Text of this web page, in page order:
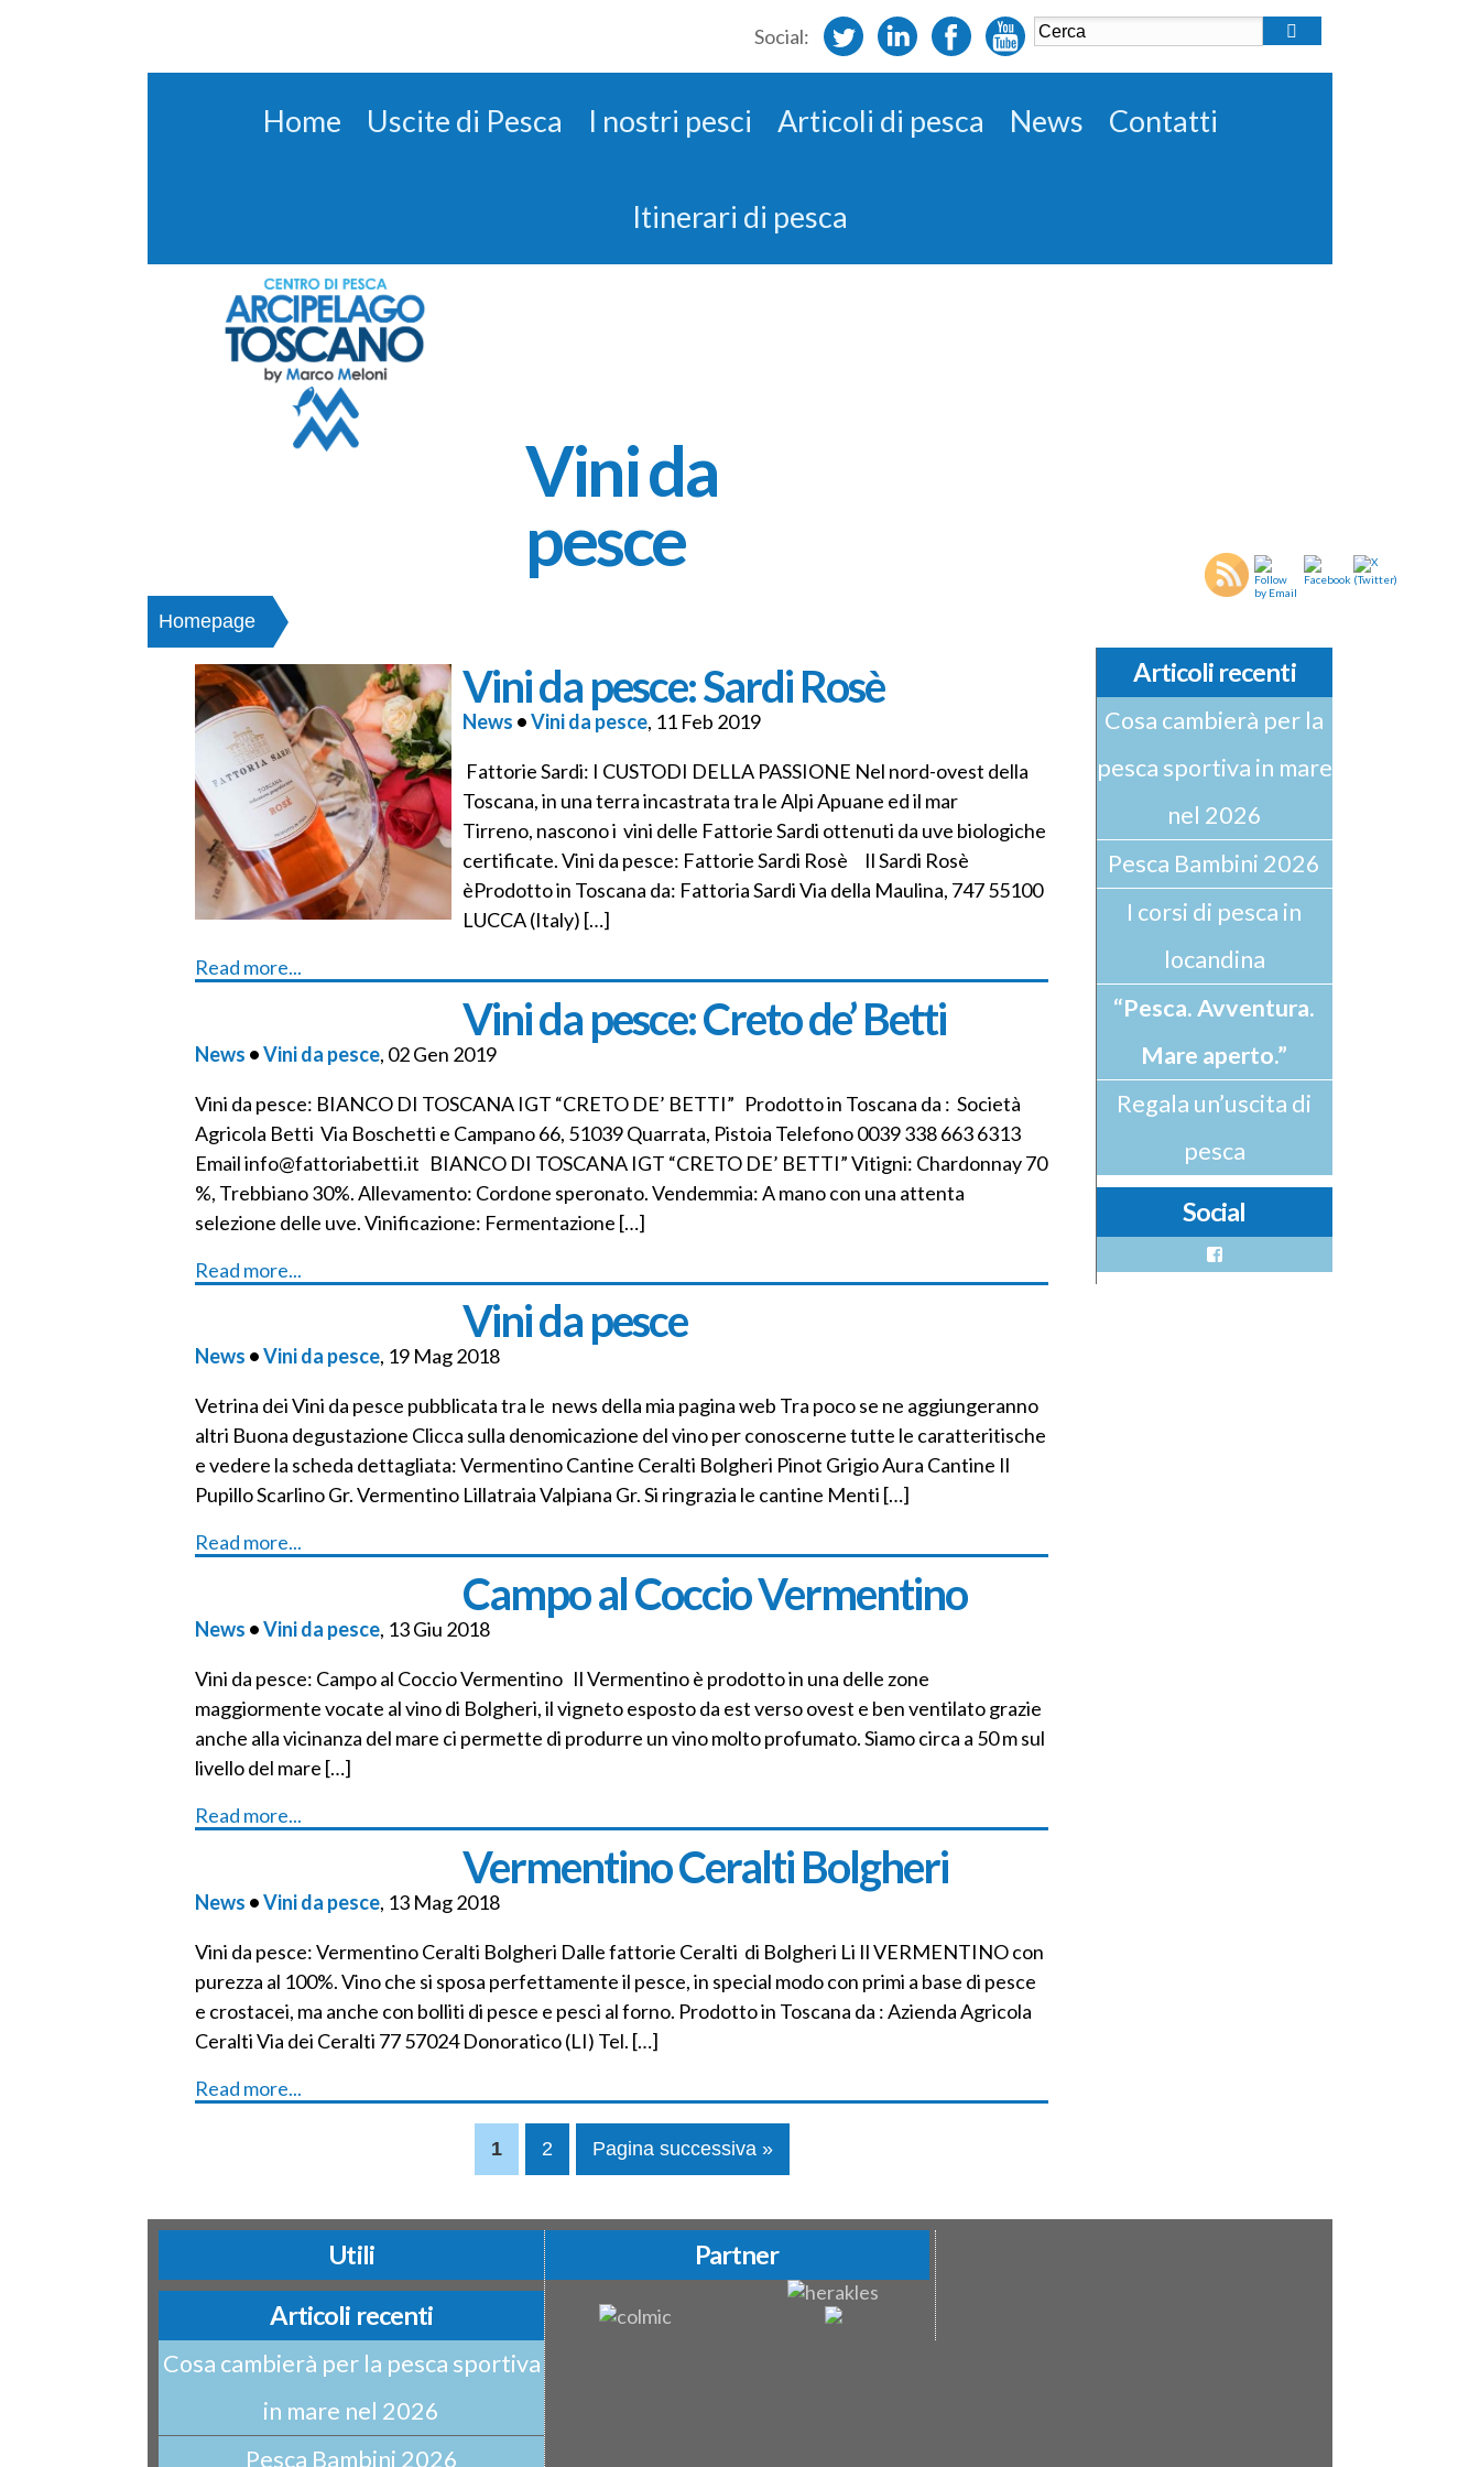
Social:
Home Uscite di Pesca I nostri pesci Articoli di pesca News Contatti
Itinerari di pesca
Vini da
pesce
Homepage
Vini da pesce: Sardi Rosè
News •Vini da pesce, 11 Feb 2019
Fattorie Sardi: I CUSTODI DELLA PASSIONE Nel nord-ovest della
Toscana, in una terra incastrata tra le Alpi Apuane ed il mar
Tirreno, nascono i vini delle Fattorie Sardi ottenuti da uve biologiche
certificate. Vini da pesce: Fattorie Sardi Rosè Il Sardi Rosè
èProdotto in Toscana da: Fattoria Sardi Via della Maulina, 747 55100
LUCCA (Italy) […]
Read more...
Vini da pesce: Creto de’ Betti
News •Vini da pesce, 02 Gen 2019
Vini da pesce: BIANCO DI TOSCANA IGT “CRETO DE’ BETTI” Prodotto in Toscana da : Società
Agricola Betti Via Boschetti e Campano 66, 51039 Quarrata, Pistoia Telefono 0039 338 663 6313
Email info@fattoriabetti.it BIANCO DI TOSCANA IGT “CRETO DE’ BETTI” Vitigni: Chardonnay 70
%, Trebbiano 30%. Allevamento: Cordone speronato. Vendemmia: A mano con una attenta
selezione delle uve. Vinificazione: Fermentazione […]
Read more...
Vini da pesce
News •Vini da pesce, 19 Mag 2018
Vetrina dei Vini da pesce pubblicata tra le news della mia pagina web Tra poco se ne aggiungeranno
altri Buona degustazione Clicca sulla denomicazione del vino per conoscerne tutte le caratteritische
e vedere la scheda dettagliata: Vermentino Cantine Ceralti Bolgheri Pinot Grigio Aura Cantine Il
Pupillo Scarlino Gr. Vermentino Lillatraia Valpiana Gr. Si ringrazia le cantine Menti […]
Read more...
Campo al Coccio Vermentino
News •Vini da pesce, 13 Giu 2018
Vini da pesce: Campo al Coccio Vermentino Il Vermentino è prodotto in una delle zone
maggiormente vocate al vino di Bolgheri, il vigneto esposto da est verso ovest e ben ventilato grazie
anche alla vicinanza del mare ci permette di produrre un vino molto profumato. Siamo circa a 50 m sul
livello del mare […]
Read more...
Vermentino Ceralti Bolgheri
News •Vini da pesce, 13 Mag 2018
Vini da pesce: Vermentino Ceralti Bolgheri Dalle fattorie Ceralti di Bolgheri Li Il VERMENTINO con
purezza al 100%. Vino che si sposa perfettamente il pesce, in special modo con primi a base di pesce
e crostacei, ma anche con bolliti di pesce e pesci al forno. Prodotto in Toscana da : Azienda Agricola
Ceralti Via dei Ceralti 77 57024 Donoratico (LI) Tel. […]
Read more...
1 2 Pagina successiva »
Articoli recenti
Cosa cambierà per la
pesca sportiva in mare
nel 2026
Pesca Bambini 2026
I corsi di pesca in
locandina
“Pesca. Avventura.
Mare aperto.”
Regala un’uscita di
pesca
Social
Facebook
Utili
Articoli recenti
Cosa cambierà per la pesca sportiva
in mare nel 2026
Pesca Bambini 2026
Partner